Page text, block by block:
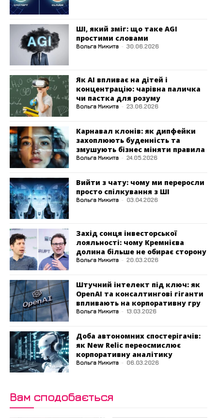
ШІ, який зміг: що таке AGI
простими словами
Вольга Микита - 30.06.2026
Як AI впливає на дітей і
концентрацію: чарівна паличка
чи пастка для розуму
Вольга Микита - 23.06.2026
Карнавал клонів: як дипфейки
захоплюють буденність та
змушують бізнес міняти правила
Вольга Микита - 24.05.2026
Вийти з чату: чому ми переросли
просто спілкування з ШІ
Вольга Микита - 03.04.2026
Захід сонця інвесторської
лояльності: чому Кремнієва
долина більше не обирає сторону
Вольга Микита - 20.03.2026
Штучний інтелект під ключ: як
OpenAI та консалтингові гіганти
впливають на корпоративну гру
Вольга Микита - 13.03.2026
Доба автономних спостерігачів:
як New Relic переосмислює
корпоративну аналітику
Вольга Микита - 06.03.2026
Вам сподобається